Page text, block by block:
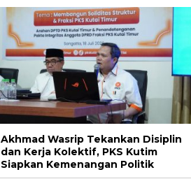
Akhmad Wasrip Tekankan Disiplin
dan Kerja Kolektif, PKS Kutim
Siapkan Kemenangan Politik